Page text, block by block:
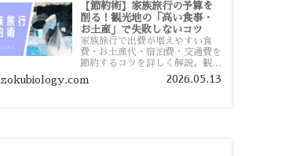
【節約術】家族旅行の予算を
削る！観光地の「高い食事・
お土産」で失敗しないコツ
家族旅行で出費が増えやすい食
費・お土産代・宿泊費・交通費を
節約するコツを詳しく解説。観光
地価格を避ける方法や、早割・ス
ーパー活用術、予算管理のポイン
2026.05.13